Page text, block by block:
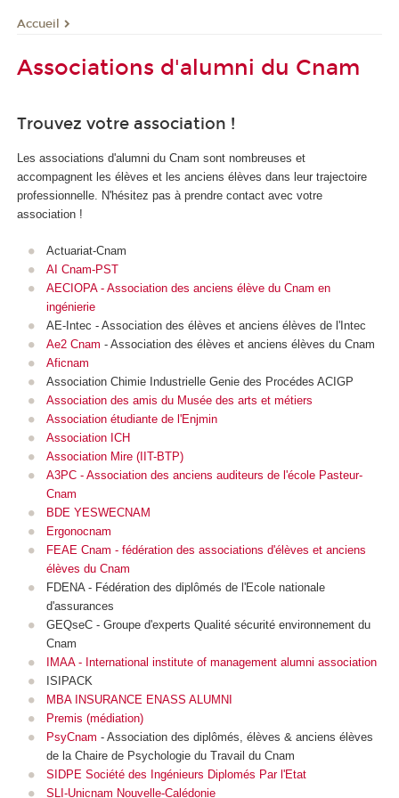
Accueil
Associations d'alumni du Cnam
Trouvez votre association !
Les associations d'alumni du Cnam sont nombreuses et
accompagnent les élèves et les anciens élèves dans leur trajectoire
professionnelle. N'hésitez pas à prendre contact avec votre
association !
Actuariat-Cnam
AI Cnam-PST
AECIOPA - Association des anciens élève du Cnam en
ingénierie
AE-Intec - Association des élèves et anciens élèves de l'Intec
Ae2 Cnam - Association des élèves et anciens élèves du Cnam
Aficnam
Association Chimie Industrielle Genie des Procédes ACIGP
Association des amis du Musée des arts et métiers
Association étudiante de l'Enjmin
Association ICH
Association Mire (IIT-BTP)
A3PC - Association des anciens auditeurs de l'école Pasteur-
Cnam
BDE YESWECNAM
Ergonocnam
FEAE Cnam - fédération des associations d'élèves et anciens
élèves du Cnam
FDENA - Fédération des diplômés de l'Ecole nationale
d'assurances
GEQseC - Groupe d'experts Qualité sécurité environnement du
Cnam
IMAA - International institute of management alumni association
ISIPACK
MBA INSURANCE ENASS ALUMNI
Premis (médiation)
PsyCnam - Association des diplômés, élèves & anciens élèves
de la Chaire de Psychologie du Travail du Cnam
SIDPE Société des Ingénieurs Diplomés Par l'Etat
SLI-Unicnam Nouvelle-Calédonie